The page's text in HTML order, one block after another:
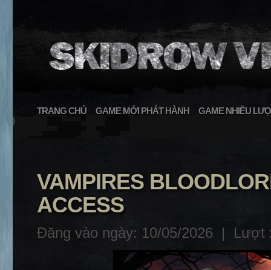
TRANG CHỦ GAME MỚI PHÁT HÀNH GAME NHIỀU
}
VAMPIRES
ACCESS
Đăng vào ngày: 10/05/2026 | Lượt